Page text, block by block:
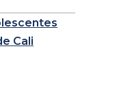
Cali